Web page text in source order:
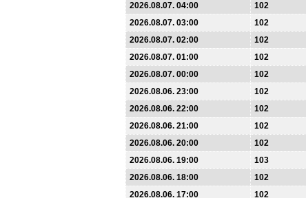
2026.08.07. 04:00
102
2026.08.07. 03:00
102
2026.08.07. 02:00
102
2026.08.07. 01:00
102
2026.08.07. 00:00
102
2026.08.06. 23:00
102
2026.08.06. 22:00
102
2026.08.06. 21:00
102
2026.08.06. 20:00
102
2026.08.06. 19:00
103
2026.08.06. 18:00
102
2026.08.06. 17:00
102